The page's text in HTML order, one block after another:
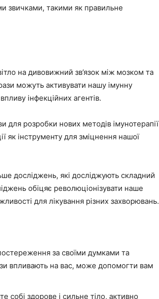
звичками, такими як правильне
на дивовижний зв’язок між мозком та
можуть активувати нашу імунну
інфекційних агентів.
для розробки нових методів імунотерапії
як інструменту для зміцнення нашої
досліджень, які досліджують складний
обіцяє революціонізувати наше
для лікування різних захворювань.
за своїми думками та
впливають на вас, може допомогти вам
собі здорове і сильне тіло, активно